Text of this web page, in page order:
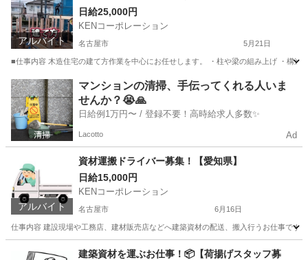
アルバイト
日給25,000円
KENコーポレーション
名古屋市 5月21日
■仕事内容 木造住宅の建て方作業を中心にお任せします。 ・柱や梁の組み上げ ・
愛知 名古屋市 大工 建築現場
マンションの清掃、手伝ってくれる人いま
せんか？😭🙏
日給例1万円〜 / 登録不要！高時給求人多数✨
Lacotto Ad
アルバイト
資材運搬ドライバー募集！【愛知県】
日給15,000円
KENコーポレーション
名古屋市 6月16日
仕事内容 建設現場や工務店、建材販売店などへ建築資材の配送、搬入行うお仕事です
その他
建築資材を運ぶお仕事！📦【荷揚げスタッフ募